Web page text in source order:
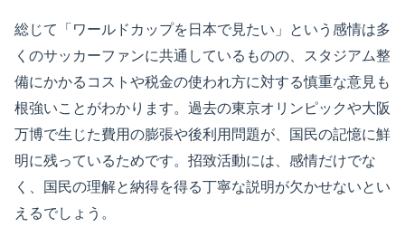
総じて「ワールドカップを日本で見たい」という感情は多
くのサッカーファンに共通しているものの、スタジアム整
備にかかるコストや税金の使われ方に対する慎重な意見も
根強いことがわかります。過去の東京オリンピックや大阪
万博で生じた費用の膨張や後利用問題が、国民の記憶に鮮
明に残っているためです。招致活動には、感情だけでな
く、国民の理解と納得を得る丁寧な説明が欠かせないとい
えるでしょう。